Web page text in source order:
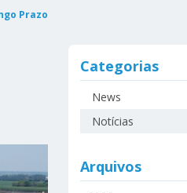
Prazo
Categorias
News
Notícias
Arquivos